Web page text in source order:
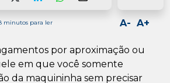
LinkedInWhatsapp
minutos para ler A+
A-
por aproximação ou
em que você somente
da maquininha sem precisar